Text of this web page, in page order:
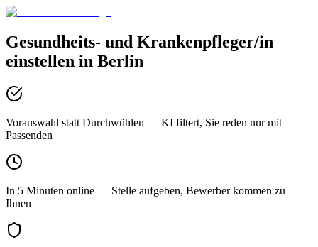
Gesundheits- und Krankenpfleger/in
einstellen in Berlin
Vorauswahl statt Durchwühlen — KI filtert, Sie reden nur mit
Passenden
In 5 Minuten online — Stelle aufgeben, Bewerber kommen zu
Ihnen